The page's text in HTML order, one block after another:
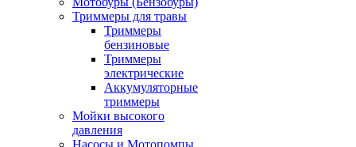
Триммеры для травы
Триммеры
бензиновые
Триммеры
электрические
Аккумуляторные
триммеры
Мойки высокого
давления
Насосы и Мотопомпы